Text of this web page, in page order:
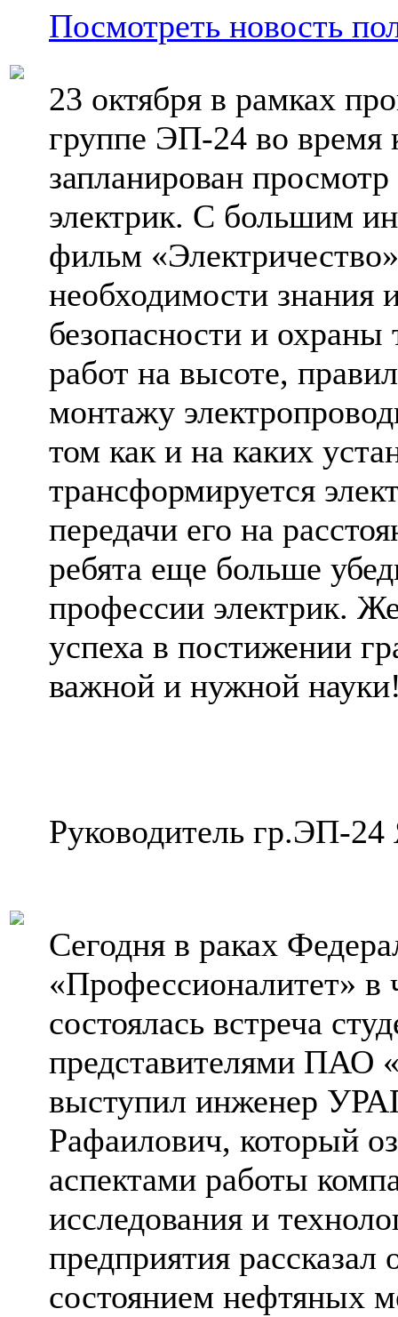
Посмотреть новость
23 октября в рамках
группе ЭП-24 во время
запланирован
электрик. С большим
фильм
необходимости знания
безопасности и
работ на высоте,
монтажу
том как и на каких
трансформируется
передачи его на
ребята еще больше
профессии электрик.
успеха в постижении
важной и нужной
Руководитель гр.ЭП-
Сегодня в раках
«Профессионалитет» в
состоялась встреча
представителями ПАО
выступил инженер
Рафаилович, который
аспектами работы
исследования и
предприятия рассказал
состоянием нефтяных